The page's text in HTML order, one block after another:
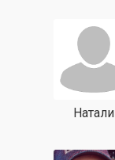
Натали